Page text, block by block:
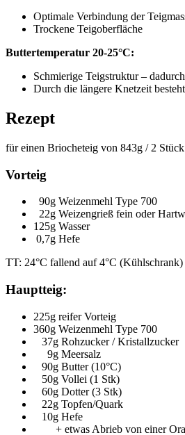
Optimale Verbindung der
Trockene Teigoberfläche
Buttertemperatur 20-25°C:
Schmierige Teigstruktur –
Durch die längere Knetzeit
Rezept
für einen Briocheteig von 843g / 2
Vorteig
90g Weizenmehl Type 700
22g Weizengrieß fein oder
125g Wasser
0,7g Hefe
TT: 24°C fallend auf 4°C
Hauptteig:
225g reifer Vorteig
360g Weizenmehl Type 700
37g Rohzucker / Kristallzucker
9g Meersalz
90g Butter (10°C)
50g Vollei (1 Stk)
60g Dotter (3 Stk)
22g Topfen/Quark
10g Hefe
+ etwas Abrieb von einer